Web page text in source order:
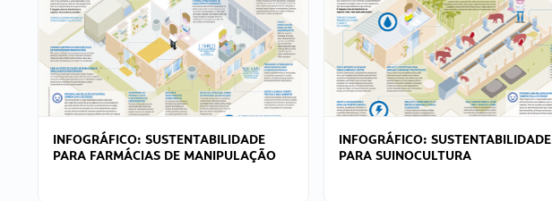
INFOGRÁFICO: SUSTENTABILIDADE
PARA FARMÁCIAS DE MANIPULAÇÃO
INFOGRÁFICO: SUSTENTABILIDADE
PARA SUINOCULTURA